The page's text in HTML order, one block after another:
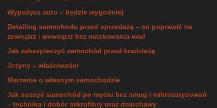
Wypożycz auto – będzie wygodniej
Detailing samochodu przed sprzedażą – co poprawić na
zewnątrz i wewnątrz bez maskowania wad
Jak zabezpieczyć samochód przed kradzieżą
Jeżyny – właściwości
Marzenie o własnym samochodzie
Jak suszyć samochód po myciu bez smug i mikrozarysowań
– technika i dobór mikrofibry oraz dmuchawy